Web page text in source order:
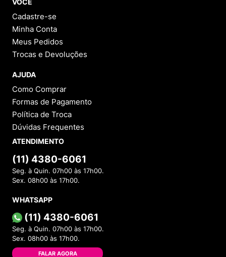
VOCÊ
Cadastre-se
Minha Conta
Meus Pedidos
Trocas e Devoluções
AJUDA
Como Comprar
Formas de Pagamento
Política de Troca
Dúvidas Frequentes
ATENDIMENTO
(11) 4380-6061
Seg. à Quin. 07h00 às 17h00.
Sex. 08h00 às 17h00.
WHATSAPP
(11) 4380-6061
Seg. à Quin. 07h00 às 17h00.
Sex. 08h00 às 17h00.
FALAR AGORA